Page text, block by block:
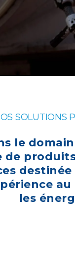
SOLUTIONS
le
les